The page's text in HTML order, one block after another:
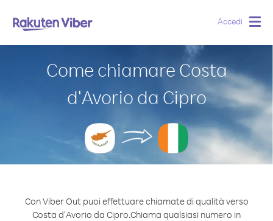
Accedi
Come chiamare Costa
d′Avorio da Cipro
Con Viber Out puoi effettuare chiamate di qualità verso
Costa d′Avorio da Cipro.Chiama qualsiasi numero in